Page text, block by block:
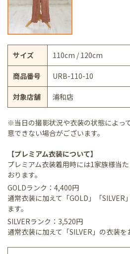
サイズ 110cm / 120cm
商品番号 URB-110-10
対象店舗 浦和店
※当日の撮影状況や衣装の状態によっ
意できない場合がございます。
【プレミアム衣装について】
プレミアム衣装着用時には1家族様当
おります。
GOLDランク：4,400円
通常衣装に加えて「GOLD」「
ます。
SILVERランク：3,520円
通常衣装に加えて「SILVER」の衣装を